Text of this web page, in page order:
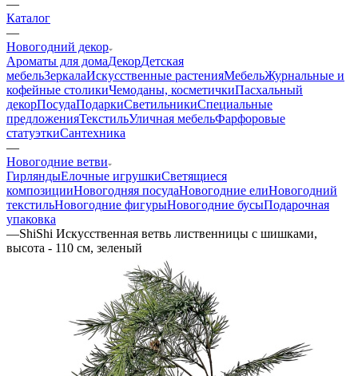
—
Каталог
—
Новогодний декор
Ароматы для домаДекорДетская
мебельЗеркалаИскусственные растенияМебельЖурнальные и
кофейные столикиЧемоданы, косметичкиПасхальный
декорПосудаПодаркиСветильникиСпециальные
предложенияТекстильУличная мебельФарфоровые
статуэткиСантехника
—
Новогодние ветви
ГирляндыЕлочные игрушкиСветящиеся
композицииНовогодняя посудаНовогодние елиНовогодний
текстильНовогодние фигурыНовогодние бусыПодарочная
упаковка
—ShiShi Искусственная ветвь лиственницы с шишками,
высота - 110 см, зеленый